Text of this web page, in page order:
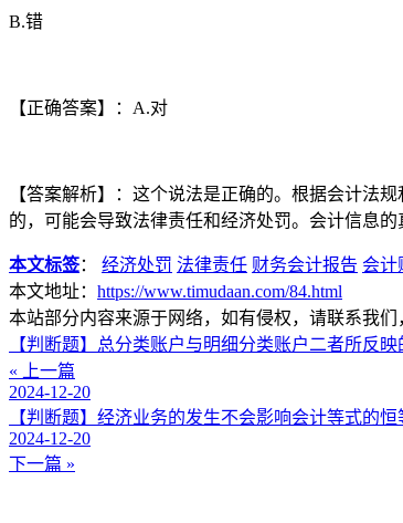
B.错
【正确答案】：A.对
【答案解析】：这个说法是正确的。根据会计法
的，可能会导致法律责任和经济处罚。会计信息
本文标签： 经济处罚 法律责任 财务会计报告 会计
本文地址： https://www.timudaan.com/84.html
本站部分内容来源于网络，如有侵权，请联系我们
【判断题】总分类账户与明细分类账户二者所反
« 上一篇
2024-12-20
【判断题】经济业务的发生不会影响会计等式的恒
2024-12-20
下一篇 »